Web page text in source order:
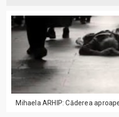
Mihaela ARHIP: Căderea